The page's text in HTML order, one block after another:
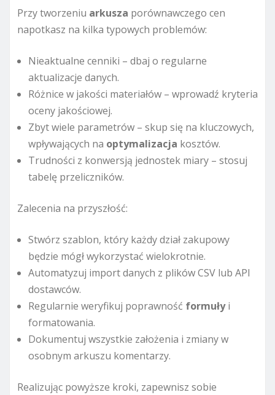
Przy tworzeniu arkusza porównawczego cen
napotkasz na kilka typowych problemów:
Nieaktualne cenniki – dbaj o regularne
aktualizacje danych.
Różnice w jakości materiałów – wprowadź kryteria
oceny jakościowej.
Zbyt wiele parametrów – skup się na kluczowych,
wpływających na optymalizacja kosztów.
Trudności z konwersją jednostek miary – stosuj
tabelę przeliczników.
Zalecenia na przyszłość:
Stwórz szablon, który każdy dział zakupowy
będzie mógł wykorzystać wielokrotnie.
Automatyzuj import danych z plików CSV lub API
dostawców.
Regularnie weryfikuj poprawność formułyi
formatowania.
Dokumentuj wszystkie założenia i zmiany w
osobnym arkuszu komentarzy.
Realizując powyższe kroki, zapewnisz sobie